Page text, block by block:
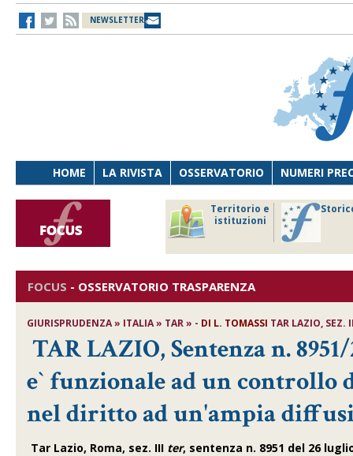
NEWSLETTER
HOME LA RIVISTA OSSERVATORIO NUMERI
Territorio e
istituzioni
FOCUS - OSSERVATORIO TRASPARENZA
GIURISPRUDENZA » ITALIA » TAR » - DI L. TOMASSI TAR LAZIO, SEZ.
TAR LAZIO, Sentenza n.
e` funzionale ad un
nel diritto ad un'ampia
Tar Lazio, Roma, sez. III ter, sentenza n. 8951 del 26